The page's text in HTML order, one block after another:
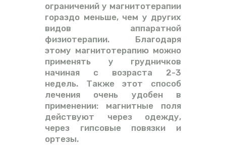
ограничений у магнитотерапии
гораздо меньше, чем у других
видов аппаратной
физиотерапии. Благодаря
этому магнитотерапию можно
применять у грудничков
начиная с возраста 2-3
недель. Также этот способ
лечения очень удобен в
применении: магнитные поля
действуют через одежду,
через гипсовые повязки и
ортезы.